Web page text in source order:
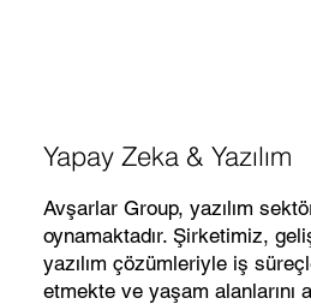
Avşarlar Group, yazılım
oynamaktadır. Şirketimiz,
yazılım çözümleriyle iş
etmekte ve yaşam alanlarını
Yapay Zeka & Yazılım